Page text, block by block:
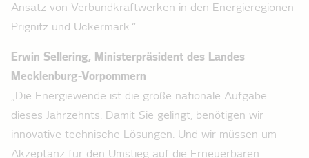
Ansatz von Verbundkraftwerken in den Energieregionen
Prignitz und Uckermark.“
Erwin Sellering, Ministerpräsident des Landes
Mecklenburg-Vorpommern
„Die Energiewende ist die große nationale Aufgabe
dieses Jahrzehnts. Damit Sie gelingt, benötigen wir
innovative technische Lösungen. Und wir müssen um
Akzeptanz für den Umstieg auf die Erneuerbaren